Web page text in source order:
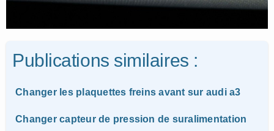
Publications similaires :
Changer les plaquettes freins avant sur audi a3
Changer capteur de pression de suralimentation